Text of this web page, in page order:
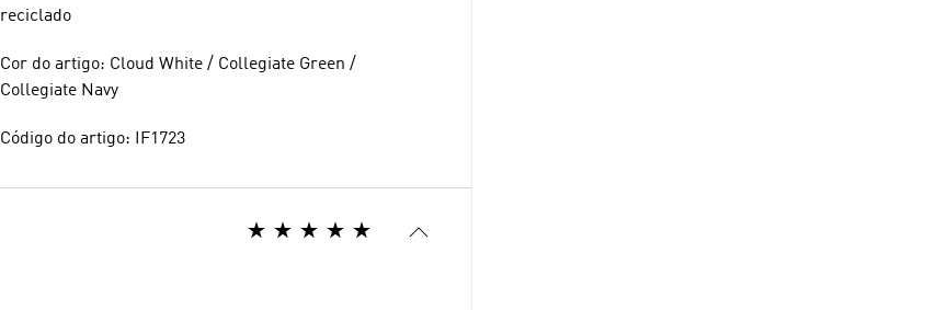
reciclado
Cor do artigo: Cloud White / Collegiate Green /
Collegiate Navy
Código do artigo: IF1723